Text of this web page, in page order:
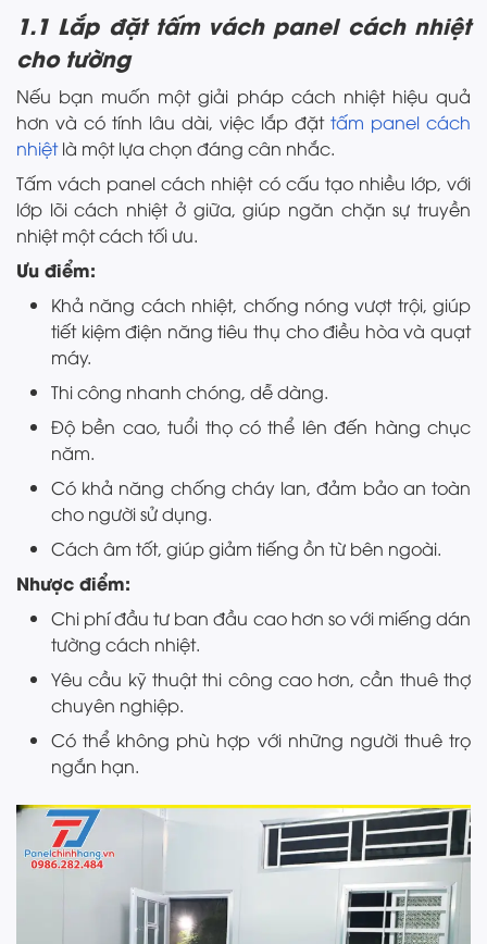
1.1 Lắp đặt tấm vách panel cách nhiệt
cho tường
Nếu bạn muốn một giải pháp cách nhiệt hiệu quả
hơn và có tính lâu dài, việc lắp đặt tấm panel cách
nhiệtlà một lựa chọn đáng cân nhắc.
Tấm vách panel cách nhiệt có cấu tạo nhiều lớp, với
lớp lõi cách nhiệt ở giữa, giúp ngăn chặn sự truyền
nhiệt một cách tối ưu.
Ưu điểm:
Khả năng cách nhiệt, chống nóng vượt trội, giúp
tiết kiệm điện năng tiêu thụ cho điều hòa và quạt
máy.
Thi công nhanh chóng, dễ dàng.
Độ bền cao, tuổi thọ có thể lên đến hàng chục
năm.
Có khả năng chống cháy lan, đảm bảo an toàn
cho người sử dụng.
Cách âm tốt, giúp giảm tiếng ồn từ bên ngoài.
Nhược điểm:
Chi phí đầu tư ban đầu cao hơn so với miếng dán
tường cách nhiệt.
Yêu cầu kỹ thuật thi công cao hơn, cần thuê thợ
chuyên nghiệp.
Có thể không phù hợp với những người thuê trọ
ngắn hạn.